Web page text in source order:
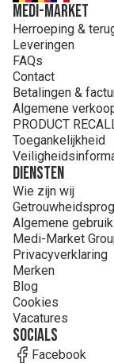
MEDI-MARKET
Herroeping &
Leveringen
FAQs
Contact
Betalingen &
Algemene
PRODUCT
Toegankelijkheid
Diensten
Wie zijn wij
Algemene
Medi-Market
Privacyverklaring
Merken
Blog
Cookies
Vacatures
Socials
Facebook